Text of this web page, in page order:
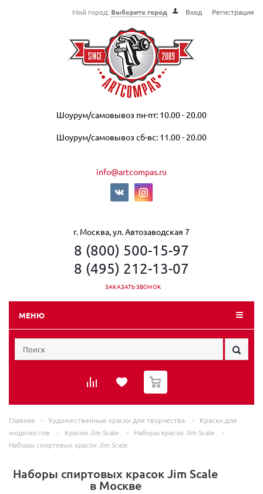
Мой город: Выберите город Вход Регистрация
Шоурум/самовывоз пн-пт: 10.00 - 20.00
Шоурум/самовывоз сб-вс: 11.00 - 20.00
info@artcompas.ru
г. Москва, ул. Автозаводская 7
8 (800) 500-15-97
8 (495) 212-13-07
ЗАКАЗАТЬ ЗВОНОК
МЕНЮ
0
Главная - Художественные краски для творчества -
Краски для
моделистов
- Краски Jim Scale - Наборы красок Jim Scale
-
Наборы спиртовых красок Jim Scale
Наборы спиртовых красок Jim Scale
в Москве